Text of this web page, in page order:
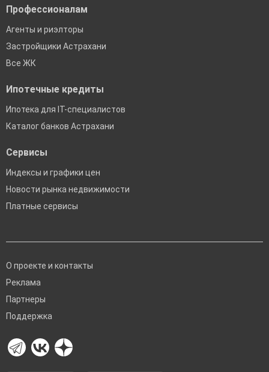
Профессионалам
Агенты и риэлторы
Застройщики Астрахани
Все ЖК
Ипотечные кредиты
Ипотека для IT-специалистов
Каталог банков Астрахани
Сервисы
Индексы и графики цен
Новости рынка недвижимости
Платные сервисы
О проекте и контакты
Реклама
Партнеры
Поддержка